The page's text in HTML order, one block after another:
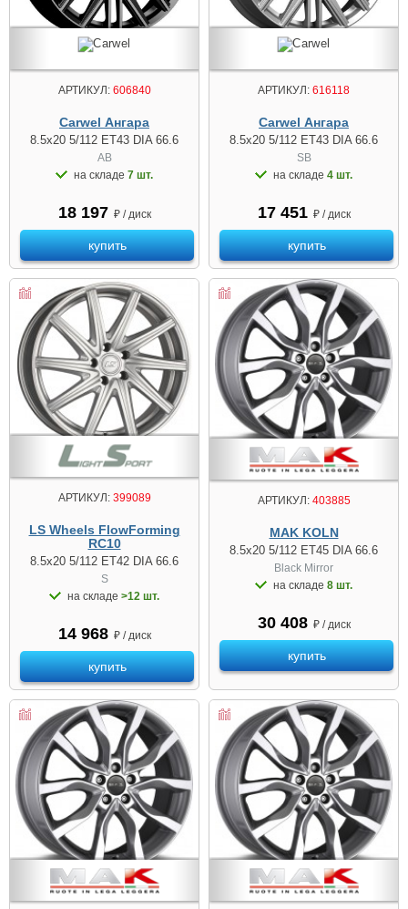
АРТИКУЛ:606840
Carwel Ангара
8.5x20 5/112 ET43 DIA 66.6
AB
на складе 7 шт.
18 197 ₽ / диск
купить
АРТИКУЛ: 616118
Carwel Ангара
8.5x20 5/112 ET43 DIA 66.6
SB
на складе 4 шт.
17 451 ₽ / диск
купить
АРТИКУЛ:399089
LS Wheels FlowForming
RC10
8.5x20 5/112 ET42 DIA 66.6
S
на складе >12 шт.
14 968 ₽ / диск
купить
АРТИКУЛ:403885
MAK KOLN
8.5x20 5/112 ET45 DIA 66.6
Black Mirror
на складе 8 шт.
30 408 ₽ / диск
купить